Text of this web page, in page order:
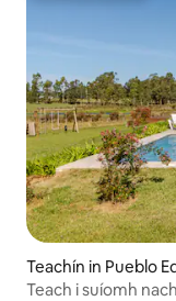
Teachín in Pueblo
Teach i suíomh